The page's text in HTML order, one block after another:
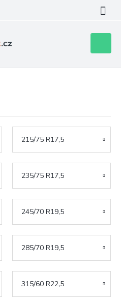
košík
215/75 R17,5
235/75 R17,5
245/70 R19,5
285/70 R19,5
315/60 R22,5